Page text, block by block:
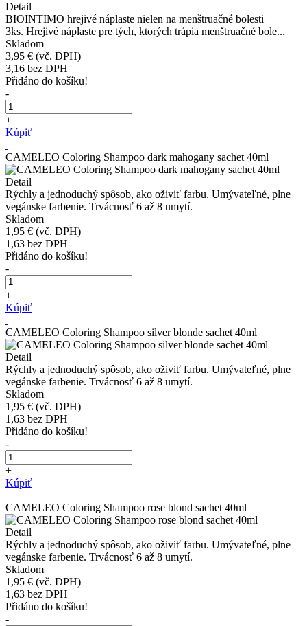
Detail
BIOINTIMO hrejivé náplaste nielen na menštruačné bolesti
3ks. Hrejivé náplaste pre tých, ktorých trápia menštruačné bole...
Skladom
3,95 € (vč. DPH)
3,16 bez DPH
Přidáno do košíku!
-
+
Kúpiť
CAMELEO Coloring Shampoo dark mahogany sachet 40ml
Detail
Rýchly a jednoduchý spôsob, ako oživiť farbu. Umývateľné, plne
vegánske farbenie. Trvácnosť 6 až 8 umytí.
Skladom
1,95 € (vč. DPH)
1,63 bez DPH
Přidáno do košíku!
-
+
Kúpiť
CAMELEO Coloring Shampoo silver blonde sachet 40ml
Detail
Rýchly a jednoduchý spôsob, ako oživiť farbu. Umývateľné, plne
vegánske farbenie. Trvácnosť 6 až 8 umytí.
Skladom
1,95 € (vč. DPH)
1,63 bez DPH
Přidáno do košíku!
-
+
Kúpiť
CAMELEO Coloring Shampoo rose blond sachet 40ml
Detail
Rýchly a jednoduchý spôsob, ako oživiť farbu. Umývateľné, plne
vegánske farbenie. Trvácnosť 6 až 8 umytí.
Skladom
1,95 € (vč. DPH)
1,63 bez DPH
Přidáno do košíku!
-